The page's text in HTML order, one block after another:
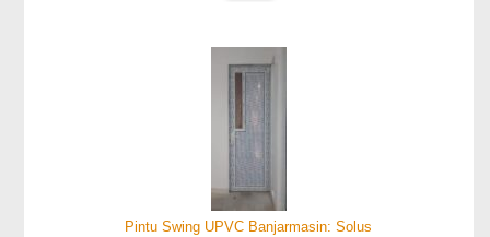
Pintu Swing UPVC Banjarmasin: Solus